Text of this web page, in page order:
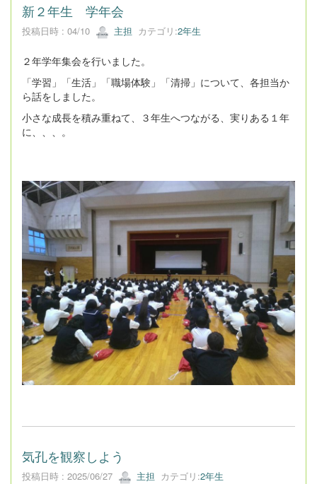
新２年生 学年会
投稿日時 : 04/10 主担 カテゴリ:2年生
２年学年集会を行いました。
「学習」「生活」「職場体験」「清掃」について、各担当か
ら話をしました。
小さな成長を積み重ねて、３年生へつながる、実りある１年
に、、、。
気孔を観察しよう
投稿日時 : 2025/06/27 主担 カテゴリ:2年生